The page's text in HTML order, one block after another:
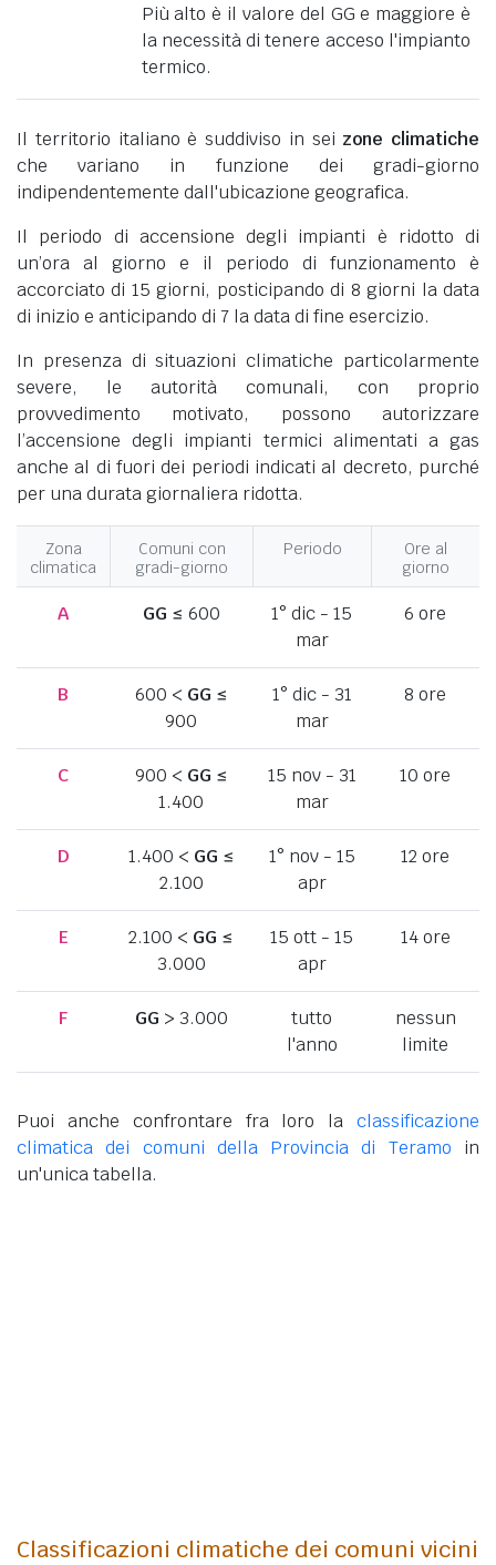
Più alto è il valore del GG e maggiore è
la necessità di tenere acceso l'impianto
termico.
Il territorio italiano è suddiviso in sei zone climatiche
che variano in funzione dei gradi-giorno
indipendentemente dall'ubicazione geografica.
Il periodo di accensione degli impianti è ridotto di
un’ora al giorno e il periodo di funzionamento è
accorciato di 15 giorni, posticipando di 8 giorni la data
di inizio e anticipando di 7 la data di fine esercizio.
In presenza di situazioni climatiche particolarmente
severe, le autorità comunali, con proprio
provvedimento motivato, possono autorizzare
l’accensione degli impianti termici alimentati a gas
anche al di fuori dei periodi indicati al decreto, purché
per una durata giornaliera ridotta.
Zona
climatica
Comuni con
gradi-giorno
Periodo
Ore al
giorno
A GG ≤ 600
1° dic - 15
mar
6 ore
B 600 < GG ≤
900
1° dic - 31
mar
8 ore
C 900 < GG ≤
1.400
15 nov - 31
mar
10 ore
D 1.400 < GG ≤
2.100
1° nov - 15
apr
12 ore
E 2.100 < GG ≤
3.000
15 ott - 15
apr
14 ore
F GG > 3.000
tutto
l'anno
nessun
limite
Puoi anche confrontare fra loro la classificazione
climatica dei comuni della Provincia di Teramo in
un'unica tabella.
Classificazioni climatiche dei comuni vicini